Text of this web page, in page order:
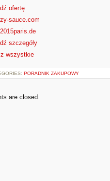
ofertę
sauce.com
szczegóły
wszystkie
PORADNIK ZAKUPOWY
are closed.